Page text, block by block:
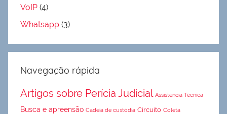
VoIP (4)
Whatsapp (3)
Navegação rápida
Artigos sobre Perícia Judicial Assistência Técnica
Busca e apreensão Cadeia de custódia Circuito Coleta